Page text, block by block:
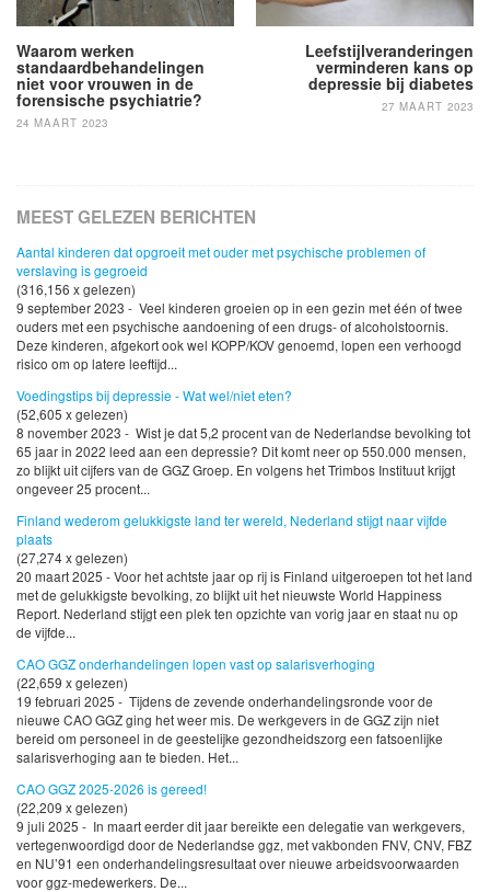
Leefstijlveranderingen
verminderen kans op
depressie bij diabetes
27 MAART 2023
Waarom werken
standaardbehandelingen
niet voor vrouwen in de
forensische psychiatrie?
24 MAART 2023
MEEST GELEZEN BERICHTEN
Aantal kinderen dat opgroeit met ouder met psychische problemen of
verslaving is gegroeid
(316,156 x gelezen)
9 september 2023 - Veel kinderen groeien op in een gezin met één of twee
ouders met een psychische aandoening of een drugs- of alcoholstoornis.
Deze kinderen, afgekort ook wel KOPP/KOV genoemd, lopen een verhoogd
risico om op latere leeftijd...
Voedingstips bij depressie - Wat wel/niet eten?
(52,605 x gelezen)
8 november 2023 - Wist je dat 5,2 procent van de Nederlandse bevolking tot
65 jaar in 2022 leed aan een depressie? Dit komt neer op 550.000 mensen,
zo blijkt uit cijfers van de GGZ Groep. En volgens het Trimbos Instituut krijgt
ongeveer 25 procent...
Finland wederom gelukkigste land ter wereld, Nederland stijgt naar vijfde
plaats
(27,274 x gelezen)
20 maart 2025 - Voor het achtste jaar op rij is Finland uitgeroepen tot het land
met de gelukkigste bevolking, zo blijkt uit het nieuwste World Happiness
Report. Nederland stijgt een plek ten opzichte van vorig jaar en staat nu op
de vijfde...
CAO GGZ onderhandelingen lopen vast op salarisverhoging
(22,659 x gelezen)
19 februari 2025 - Tijdens de zevende onderhandelingsronde voor de
nieuwe CAO GGZ ging het weer mis. De werkgevers in de GGZ zijn niet
bereid om personeel in de geestelijke gezondheidszorg een fatsoenlijke
salarisverhoging aan te bieden. Het...
CAO GGZ 2025-2026 is gereed!
(22,209 x gelezen)
9 juli 2025 - In maart eerder dit jaar bereikte een delegatie van werkgevers,
vertegenwoordigd door de Nederlandse ggz, met vakbonden FNV, CNV, FBZ
en NU’91 een onderhandelingsresultaat over nieuwe arbeidsvoorwaarden
voor ggz-medewerkers. De...